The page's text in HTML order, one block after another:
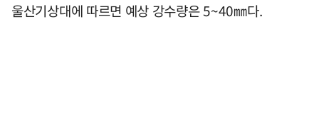
울산기상대에 따르면 예상 강수량은 5~40㎜다.